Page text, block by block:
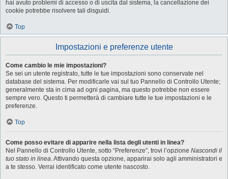
hai avuto problemi di accesso o di uscita dal sistema, la cancellazione dei
cookie potrebbe risolvere tali disguidi.
Top
Impostazioni e preferenze utente
Come cambio le mie impostazioni?
Se sei un utente registrato, tutte le tue impostazioni sono conservate nel
database del sistema. Per modificarle vai sul tuo Pannello di Controllo Utente;
generalmente sta in cima ad ogni pagina, ma questo potrebbe non essere
sempre vero. Questo ti permetterà di cambiare tutte le tue impostazioni e le
preferenze.
Top
Come posso evitare di apparire nella lista degli utenti in linea?
Nel Pannello di Controllo Utente, sotto “Preferenze”, trovi l’opzione Nascondi il
tuo stato in linea. Attivando questa opzione, apparirai solo agli amministratori e
a te stesso. Verrai identificato come utente nascosto.